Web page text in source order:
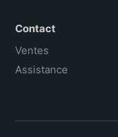
Contact
Ventes
Assistance